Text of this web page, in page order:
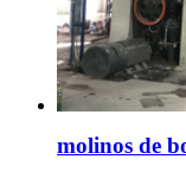
molinos de